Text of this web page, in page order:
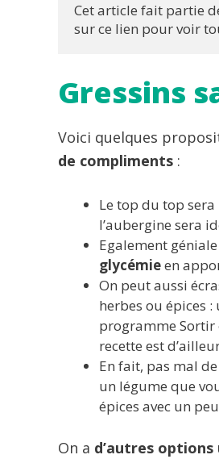
Cet article fait partie
sur ce lien pour voir
Gressins
Voici quelques
de compliments :
Le top du top sera
l’aubergine sera
Egalement géniale
glycémieen
On peut aussi
herbes ou épices :
programme Sortir
recette est
En fait, pas mal de
un légume que
épices avec un
On a d’autres options